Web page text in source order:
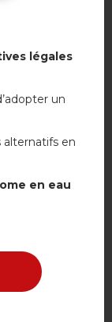
: CE QU’IL
dans ce cas
légales
un
alternatifs en
en eau